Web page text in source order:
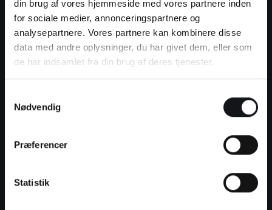
din brug af vores hjemmeside med vores partnere inden
for sociale medier, annonceringspartnere og
analysepartnere. Vores partnere kan kombinere disse
data med andre oplysninger, du har givet dem, eller som
de har indsamlet fra din brug af deres tjenester.
Nødvendig
Præferencer
Statistik
projekter vi har været
med til
Se flere hjemmesider